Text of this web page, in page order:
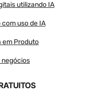
utilizando IA
uso de IA
em Produto